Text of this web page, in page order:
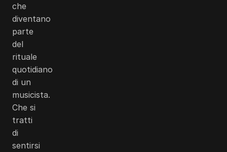
che
diventano
parte
del
rituale
quotidiano
di un
musicista.
Che si
tratti
di
sentirsi